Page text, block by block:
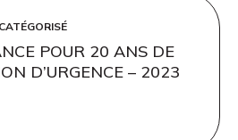
POUR 20 ANS DE
D’URGENCE – 2023